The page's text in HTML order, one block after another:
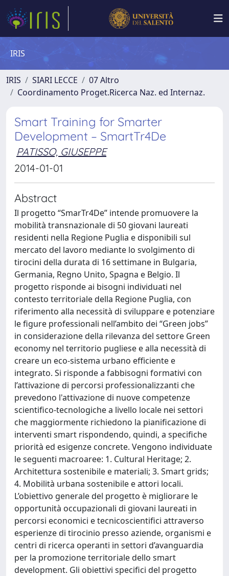
IRIS
IRIS SIARI LECCE
07 Altro
Coordinamento Proget.Ricerca Naz. ed Internaz.
Smart Training for Smarter
Development – SmartTr4De
PATISSO, GIUSEPPE
2014-01-01
Abstract
Il progetto “SmarTr4De” intende promuovere la
mobilità transnazionale di 50 giovani laureati
residenti nella Regione Puglia e disponibili sul
mercato del lavoro mediante lo svolgimento di
tirocini della durata di 16 settimane in Bulgaria,
Germania, Regno Unito, Spagna e Belgio. Il
progetto risponde ai bisogni individuati nel
contesto territoriale della Regione Puglia, con
riferimento alla necessità di sviluppare e potenziare
le figure professionali nell’ambito dei “Green jobs”
in considerazione della rilevanza del settore Green
economy nel territorio pugliese e alla necessità di
creare un eco-sistema urbano efficiente e
integrato. Si risponde a fabbisogni formativi con
l’attivazione di percorsi professionalizzanti che
prevedono l'attivazione di nuove competenze
scientifico-tecnologiche a livello locale nei settori
che maggiormente richiedono la pianificazione di
interventi smart rispondendo, quindi, a specifiche
priorità ed esigenze concrete. Vengono individuate
le seguenti macroaree: 1. Cultural Heritage; 2.
Architettura sostenibile e materiali; 3. Smart grids;
4. Mobilità urbana sostenibile e attori locali.
L’obiettivo generale del progetto è migliorare le
opportunità occupazionali di giovani laureati in
percorsi economici e tecnicoscientifici attraverso
esperienze di tirocinio presso aziende, organismi e
centri di ricerca operanti in settori d’avanguardia
per la promozione territoriale dello smart
development. Gli obiettivi specifici del progetto